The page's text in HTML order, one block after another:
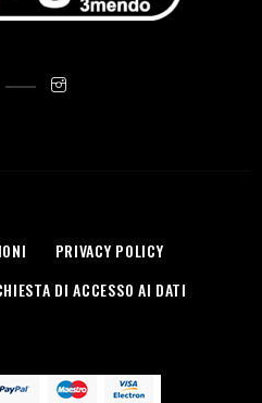
PRIVACY POLICY
DI ACCESSO AI DATI